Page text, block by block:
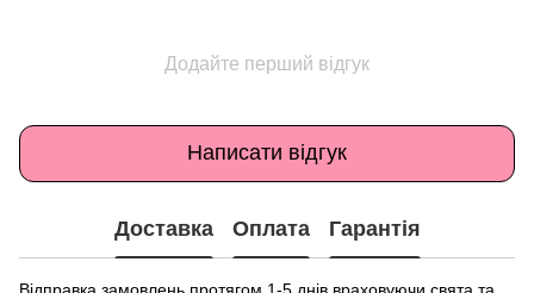
Додайте перший відгук
Написати відгук
Доставка Оплата Гарантія
Відправка замовлень протягом 1-5 днів враховуючи свята та